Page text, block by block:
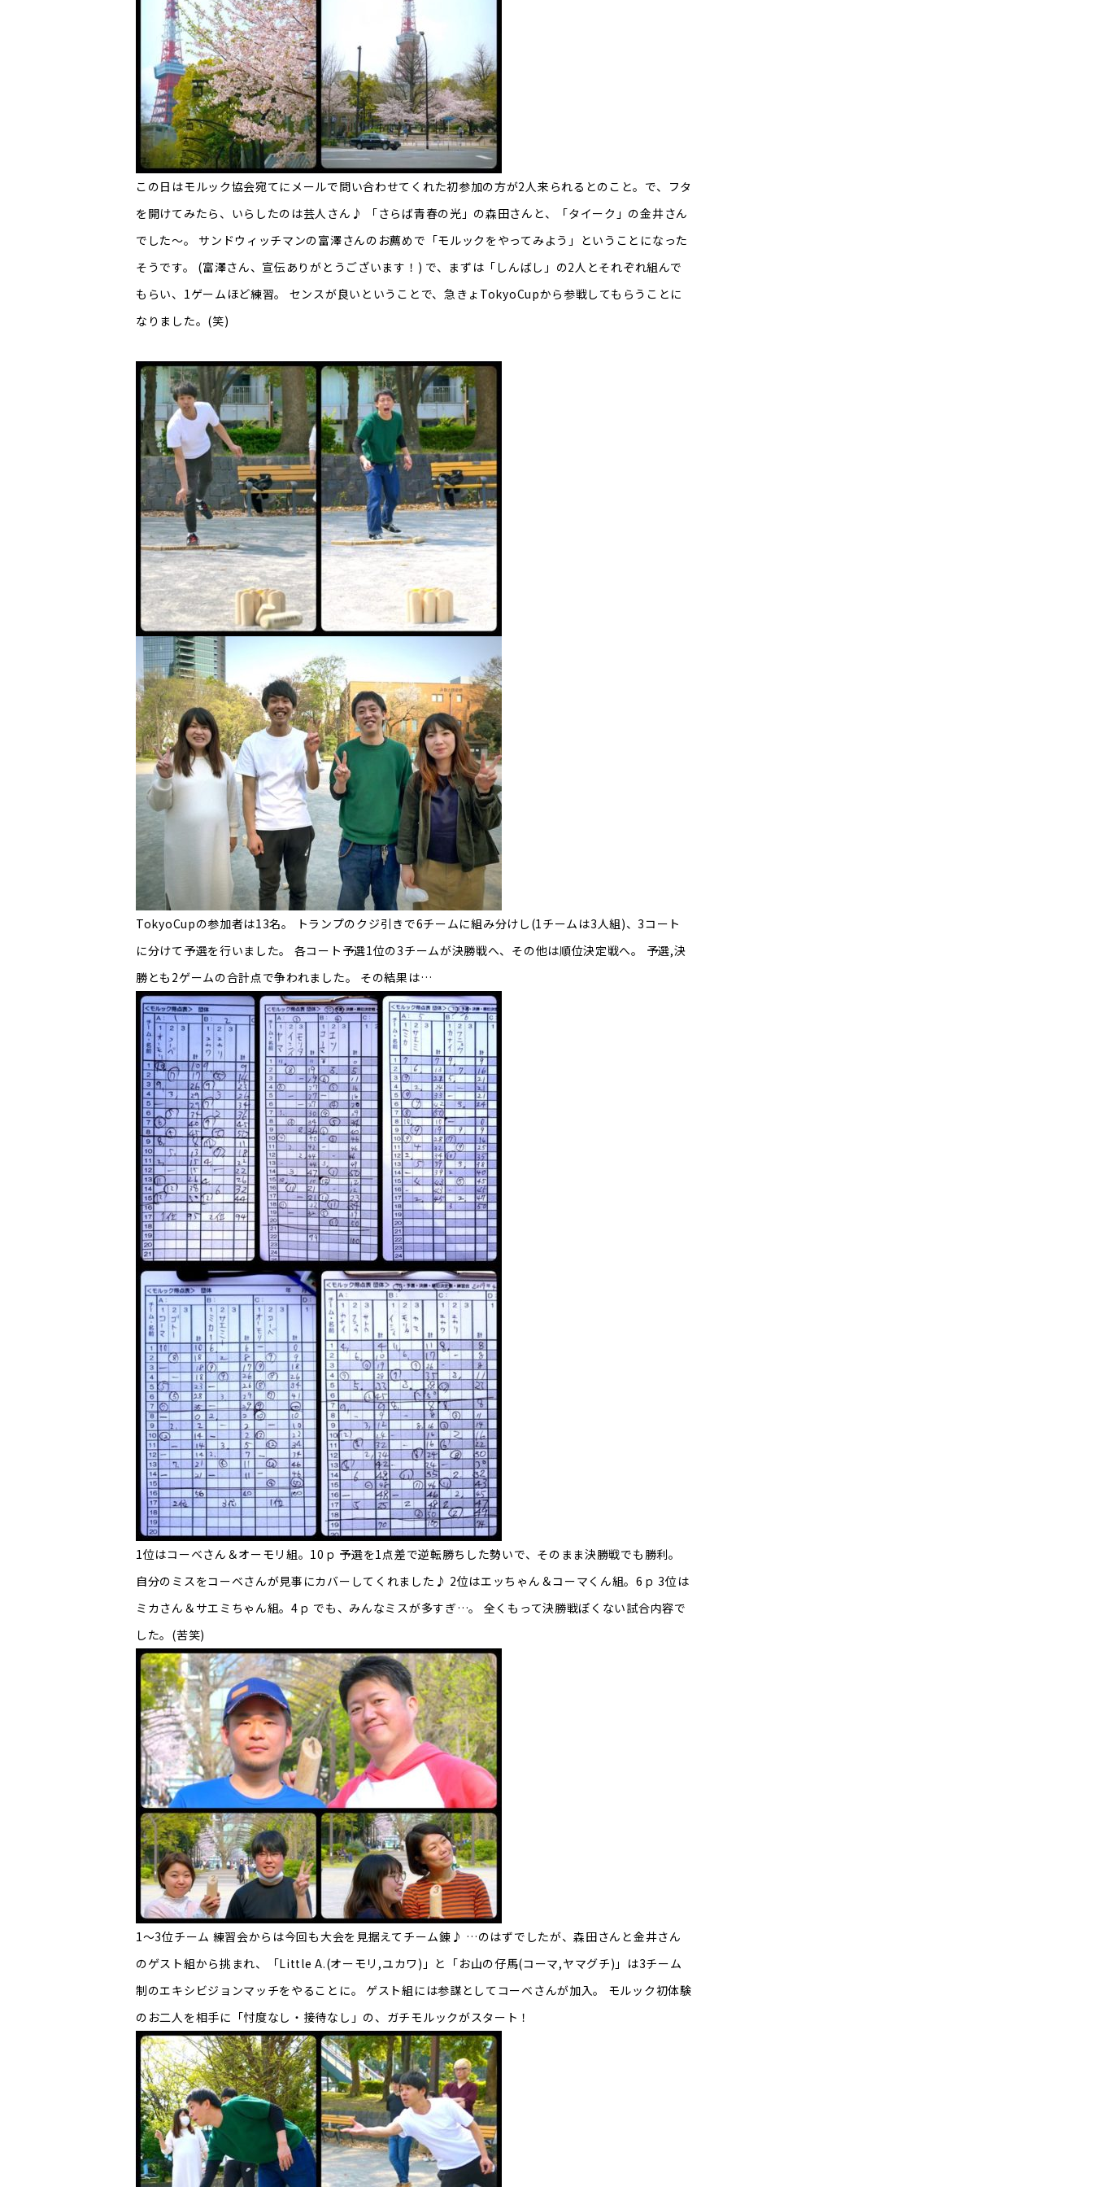
この日はモルック協会宛てにメールで問い合わせてくれた初参加の方が2人来られるとのこと。で、フタ
を開けてみたら、いらしたのは芸人さん♪ 「さらば青春の光」の森田さんと、「タイーク」の金井さん
でした～。 サンドウィッチマンの富澤さんのお薦めで「モルックをやってみよう」ということになった
そうです。 (富澤さん、宣伝ありがとうございます！) で、まずは「しんばし」の2人とそれぞれ組んで
もらい、1ゲームほど練習。 センスが良いということで、急きょTokyoCupから参戦してもらうことに
なりました。(笑)
TokyoCupの参加者は13名。 トランプのクジ引きで6チームに組み分けし(1チームは3人組)、3コート
に分けて予選を行いました。 各コート予選1位の3チームが決勝戦へ、その他は順位決定戦へ。 予選,決
勝とも2ゲームの合計点で争われました。 その結果は…
1位はコーベさん＆オーモリ組。10ｐ 予選を1点差で逆転勝ちした勢いで、そのまま決勝戦でも勝利。
自分のミスをコーベさんが見事にカバーしてくれました♪ 2位はエッちゃん＆コーマくん組。6ｐ 3位は
ミカさん＆サエミちゃん組。4ｐ でも、みんなミスが多すぎ…。 全くもって決勝戦ぽくない試合内容で
した。(苦笑)
1～3位チーム 練習会からは今回も大会を見据えてチーム錬♪ …のはずでしたが、森田さんと金井さん
のゲスト組から挑まれ、「Little A.(オーモリ,ユカワ)」と「お山の仔馬(コーマ,ヤマグチ)」は3チーム
制のエキシビジョンマッチをやることに。 ゲスト組には参謀としてコーベさんが加入。 モルック初体験
のお二人を相手に「忖度なし・接待なし」の、ガチモルックがスタート！